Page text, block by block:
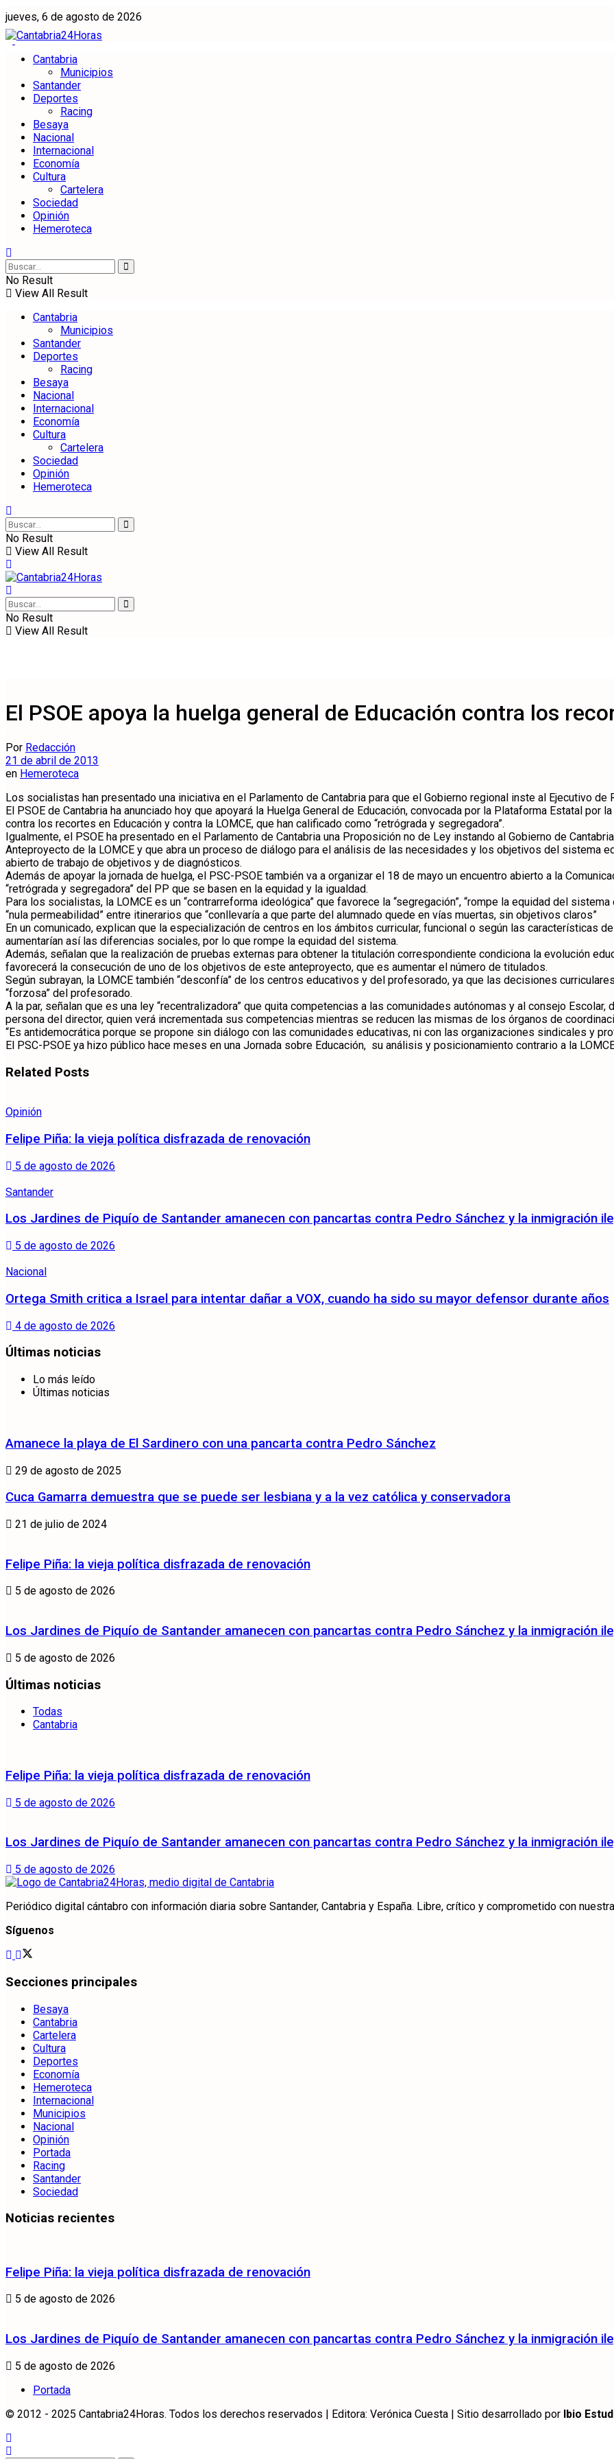
jueves, 6 de agosto de 2026
Cantabria
Municipios
Santander
Deportes
Racing
Besaya
Nacional
Internacional
Economía
Cultura
Cartelera
Sociedad
Opinión
Hemeroteca
No Result
View All Result
Cantabria
Municipios
Santander
Deportes
Racing
Besaya
Nacional
Internacional
Economía
Cultura
Cartelera
Sociedad
Opinión
Hemeroteca
No Result
View All Result
No Result
View All Result
El PSOE apoya la huelga general de Educación contra los
Por Redacción
21 de abril de 2013
en Hemeroteca
Los socialistas han presentado una iniciativa en el Parlamento de Cantabria para que el Gobierno regional inste al Ejecutivo de
El PSOE de Cantabria ha anunciado hoy que apoyará la Huelga General de Educación, convocada por la Plataforma Estatal
contra los recortes en Educación y contra la LOMCE, que han calificado como “retrógrada y segregadora”.
Igualmente, el PSOE ha presentado en el Parlamento de Cantabria una Proposición no de Ley instando al Gobierno de
Anteproyecto de la LOMCE y que abra un proceso de diálogo para el análisis de las necesidades y los objetivos del sistema
abierto de trabajo de objetivos y de diagnósticos.
Además de apoyar la jornada de huelga, el PSC-PSOE también va a organizar el 18 de mayo un encuentro abierto a la
“retrógrada y segregadora” del PP que se basen en la equidad y la igualdad.
Para los socialistas, la LOMCE es un “contrarreforma ideológica” que favorece la “segregación”, “rompe la equidad del
“nula permeabilidad” entre itinerarios que “conllevaría a que parte del alumnado quede en vías muertas, sin objetivos claros”
En un comunicado, explican que la especialización de centros en los ámbitos curricular, funcional o según las características
aumentarían así las diferencias sociales, por lo que rompe la equidad del sistema.
Además, señalan que la realización de pruebas externas para obtener la titulación correspondiente condiciona la evolución
favorecerá la consecución de uno de los objetivos de este anteproyecto, que es aumentar el número de titulados.
Según subrayan, la LOMCE también “desconfía” de los centros educativos y del profesorado, ya que las decisiones
“forzosa” del profesorado.
A la par, señalan que es una ley “recentralizadora” que quita competencias a las comunidades autónomas y al consejo
persona del director, quien verá incrementada sus competencias mientras se reducen las mismas de los órganos de
“Es antidemocrática porque se propone sin diálogo con las comunidades educativas, ni con las organizaciones sindicales y
El PSC-PSOE ya hizo público hace meses en una Jornada sobre Educación, su análisis y posicionamiento contrario a la
Related Posts
Opinión
Felipe Piña: la vieja política disfrazada de renovación
5 de agosto de 2026
Santander
Los Jardines de Piquío de Santander amanecen con pancartas contra Pedro Sánchez y la inmigración
5 de agosto de 2026
Nacional
Ortega Smith critica a Israel para intentar dañar a VOX, cuando ha sido su mayor defensor durante años
4 de agosto de 2026
Últimas noticias
Lo más leído
Últimas noticias
Amanece la playa de El Sardinero con una pancarta contra Pedro Sánchez
29 de agosto de 2025
Cuca Gamarra demuestra que se puede ser lesbiana y a la vez católica y conservadora
21 de julio de 2024
Felipe Piña: la vieja política disfrazada de renovación
5 de agosto de 2026
Los Jardines de Piquío de Santander amanecen con pancartas contra Pedro Sánchez y la inmigración
5 de agosto de 2026
Últimas noticias
Todas
Cantabria
Felipe Piña: la vieja política disfrazada de renovación
5 de agosto de 2026
Los Jardines de Piquío de Santander amanecen con pancartas contra Pedro Sánchez y la inmigración
5 de agosto de 2026
Periódico digital cántabro con información diaria sobre Santander, Cantabria y España. Libre, crítico y comprometido con
Síguenos
Secciones principales
Besaya
Cantabria
Cartelera
Cultura
Deportes
Economía
Hemeroteca
Internacional
Municipios
Nacional
Opinión
Portada
Racing
Santander
Sociedad
Noticias recientes
Felipe Piña: la vieja política disfrazada de renovación
5 de agosto de 2026
Los Jardines de Piquío de Santander amanecen con pancartas contra Pedro Sánchez y la inmigración
5 de agosto de 2026
Portada
© 2012 - 2025 Cantabria24Horas. Todos los derechos reservados | Editora: Verónica Cuesta | Sitio desarrollado por Ibio